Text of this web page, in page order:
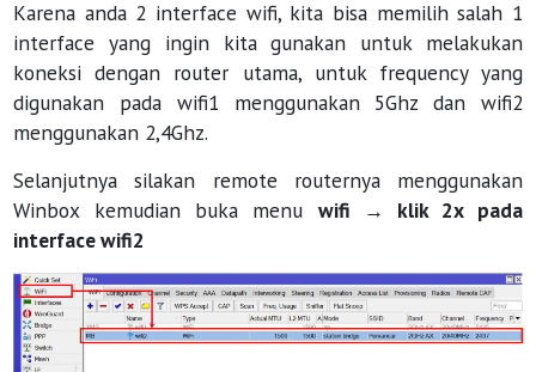
Karena anda 2 interface wifi, kita bisa memilih salah 1
interface yang ingin kita gunakan untuk melakukan
koneksi dengan router utama, untuk frequency yang
digunakan pada wifi1 menggunakan 5Ghz dan wifi2
menggunakan 2,4Ghz.
Selanjutnya silakan remote routernya menggunakan
Winbox kemudian buka menu wifi → klik 2x pada
interface wifi2